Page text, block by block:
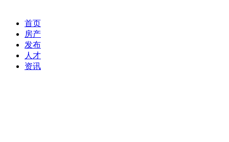
首页
房产
发布
人才
资讯